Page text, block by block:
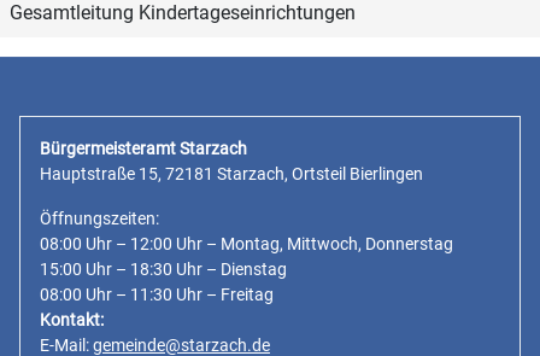
Gesamtleitung Kindertageseinrichtungen
Bürgermeisteramt Starzach
Hauptstraße 15, 72181 Starzach, Ortsteil Bierlingen
Öffnungszeiten:
08:00 Uhr – 12:00 Uhr – Montag, Mittwoch, Donnerstag
15:00 Uhr – 18:30 Uhr – Dienstag
08:00 Uhr – 11:30 Uhr – Freitag
Kontakt:
E-Mail:gemeinde@starzach.de